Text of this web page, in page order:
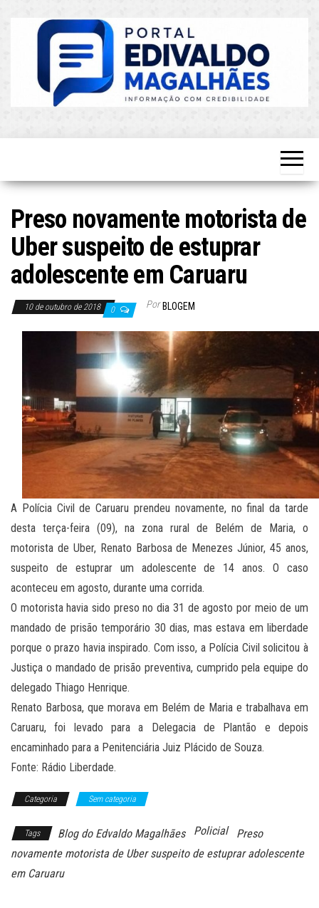
Atualizado!
Preso novamente motorista de
Uber suspeito de estuprar
adolescente em Caruaru
10 de outubro de 2018 0 Por BLOGEM
A Polícia Civil de Caruaru prendeu novamente, no final da tarde
desta terça-feira (09), na zona rural de Belém de Maria, o
motorista de Uber, Renato Barbosa de Menezes Júnior, 45 anos,
suspeito de estuprar um adolescente de 14 anos. O caso
aconteceu em agosto, durante uma corrida.
O motorista havia sido preso no dia 31 de agosto por meio de um
mandado de prisão temporário 30 dias, mas estava em liberdade
porque o prazo havia inspirado. Com isso, a Polícia Civil solicitou à
Justiça o mandado de prisão preventiva, cumprido pela equipe do
delegado Thiago Henrique.
Renato Barbosa, que morava em Belém de Maria e trabalhava em
Caruaru, foi levado para a Delegacia de Plantão e depois
encaminhado para a Penitenciária Juiz Plácido de Souza.
Fonte: Rádio Liberdade.
Categoria Sem categoria
Tags Blog do Edvaldo Magalhães Policial
Preso
novamente motorista de Uber suspeito de estuprar adolescente
em Caruaru